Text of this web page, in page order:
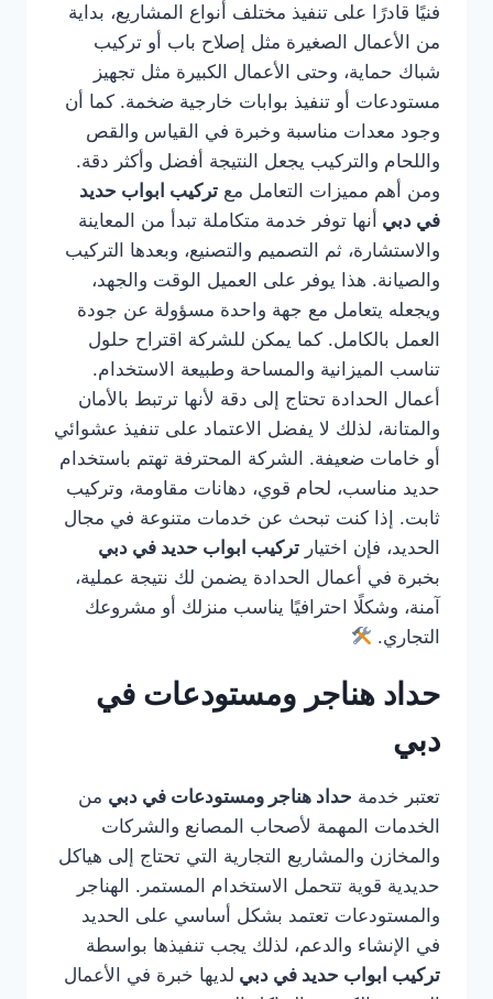
فنيًا قادرًا على تنفيذ مختلف أنواع المشاريع، بداية
من الأعمال الصغيرة مثل إصلاح باب أو تركيب
شباك حماية، وحتى الأعمال الكبيرة مثل تجهيز
مستودعات أو تنفيذ بوابات خارجية ضخمة. كما أن
وجود معدات مناسبة وخبرة في القياس والقص
واللحام والتركيب يجعل النتيجة أفضل وأكثر دقة.
ومن أهم مميزات التعامل مع تركيب ابواب حديد
في دبي أنها توفر خدمة متكاملة تبدأ من المعاينة
والاستشارة، ثم التصميم والتصنيع، وبعدها التركيب
والصيانة. هذا يوفر على العميل الوقت والجهد،
ويجعله يتعامل مع جهة واحدة مسؤولة عن جودة
العمل بالكامل. كما يمكن للشركة اقتراح حلول
تناسب الميزانية والمساحة وطبيعة الاستخدام.
أعمال الحدادة تحتاج إلى دقة لأنها ترتبط بالأمان
والمتانة، لذلك لا يفضل الاعتماد على تنفيذ عشوائي
أو خامات ضعيفة. الشركة المحترفة تهتم باستخدام
حديد مناسب، لحام قوي، دهانات مقاومة، وتركيب
ثابت. إذا كنت تبحث عن خدمات متنوعة في مجال
الحديد، فإن اختيار تركيب ابواب حديد في دبي
بخبرة في أعمال الحدادة يضمن لك نتيجة عملية،
آمنة، وشكلًا احترافيًا يناسب منزلك أو مشروعك
التجاري.
حداد هناجر ومستودعات في
دبي
تعتبر خدمة حداد هناجر ومستودعات في دبي من
الخدمات المهمة لأصحاب المصانع والشركات
والمخازن والمشاريع التجارية التي تحتاج إلى هياكل
حديدية قوية تتحمل الاستخدام المستمر. الهناجر
والمستودعات تعتمد بشكل أساسي على الحديد
في الإنشاء والدعم، لذلك يجب تنفيذها بواسطة
تركيب ابواب حديد في دبي لديها خبرة في الأعمال